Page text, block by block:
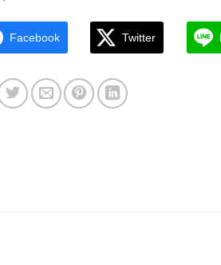
Facebook Twitter